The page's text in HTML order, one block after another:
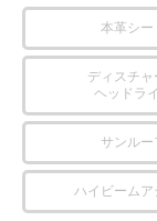
本革シー
ディスチャ
ヘッドラ
サンルー
ハイビームア